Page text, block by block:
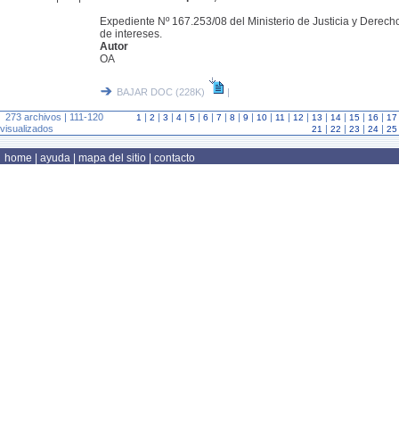
Expediente Nº 167.253/08 del Ministerio de Justicia y
de intereses.
Autor
OA
BAJAR DOC (228K) |
273 archivos | 111-120
visualizados
1 | 2 | 3 | 4 | 5 | 6 | 7 | 8 | 9 | 10 | 11 | 12 | 13 | 14 | 15 | 16 | 17
21 | 22 | 23 | 24 | 25
home ayuda mapa del sitio contacto